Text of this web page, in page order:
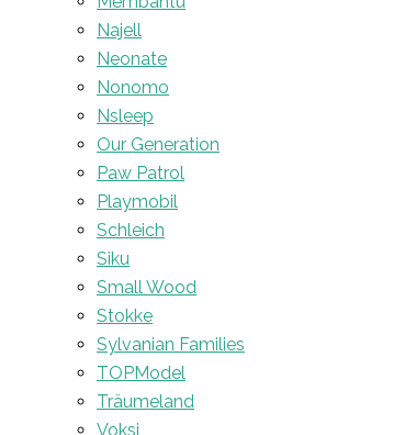
Najell
Neonate
Nonomo
Nsleep
Our Generation
Paw Patrol
Playmobil
Schleich
Siku
Small Wood
Stokke
Sylvanian Families
TOPModel
Träumeland
Voksi